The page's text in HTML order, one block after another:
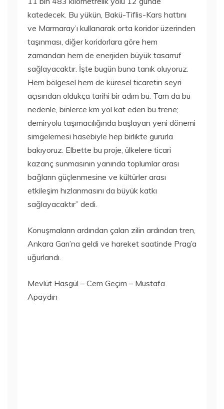
katedecek. Bu yükün, Bakü-Tiflis-Kars hattını
ve Marmaray’ı kullanarak orta koridor üzerinden
taşınması, diğer koridorlara göre hem
zamandan hem de enerjiden büyük tasarruf
sağlayacaktır. İşte bugün buna tanık oluyoruz.
Hem bölgesel hem de küresel ticaretin seyri
açısından oldukça tarihi bir adım bu. Tam da bu
nedenle, binlerce km yol kat eden bu trene;
demiryolu taşımacılığında başlayan yeni dönemi
simgelemesi hasebiyle hep birlikte gururla
bakıyoruz. Elbette bu proje, ülkelere ticari
kazanç sunmasının yanında toplumlar arası
bağların güçlenmesine ve kültürler arası
etkileşim hızlanmasını da büyük katkı
sağlayacaktır” dedi.
Konuşmaların ardından çalan zilin ardından tren,
Ankara Garı’na geldi ve hareket saatinde Prag’a
uğurlandı.
Mevlüt Hasgül – Cem Geçim – Mustafa
Apaydın